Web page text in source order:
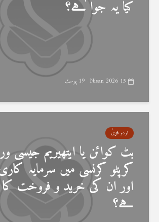
کیا یہ جوا ہے؟
15 Nisan 2026 19 پوسٹ
اردو فتویٰ
بٹ کوائن یا ایتھیریم جیسی
کرپٹو کرنسی میں سرمایہ
اور ان کی خرید و فروخت کا
ہے؟